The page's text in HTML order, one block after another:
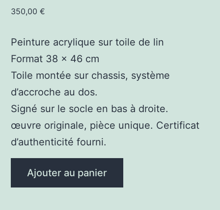
350,00€
Peinture acrylique sur toile de lin
Format 38 x 46 cm
Toile montée sur chassis, système
d’accroche au dos.
Signé sur le socle en bas à droite.
œuvre originale, pièce unique. Certificat
d’authenticité fourni.
Ajouter au panier